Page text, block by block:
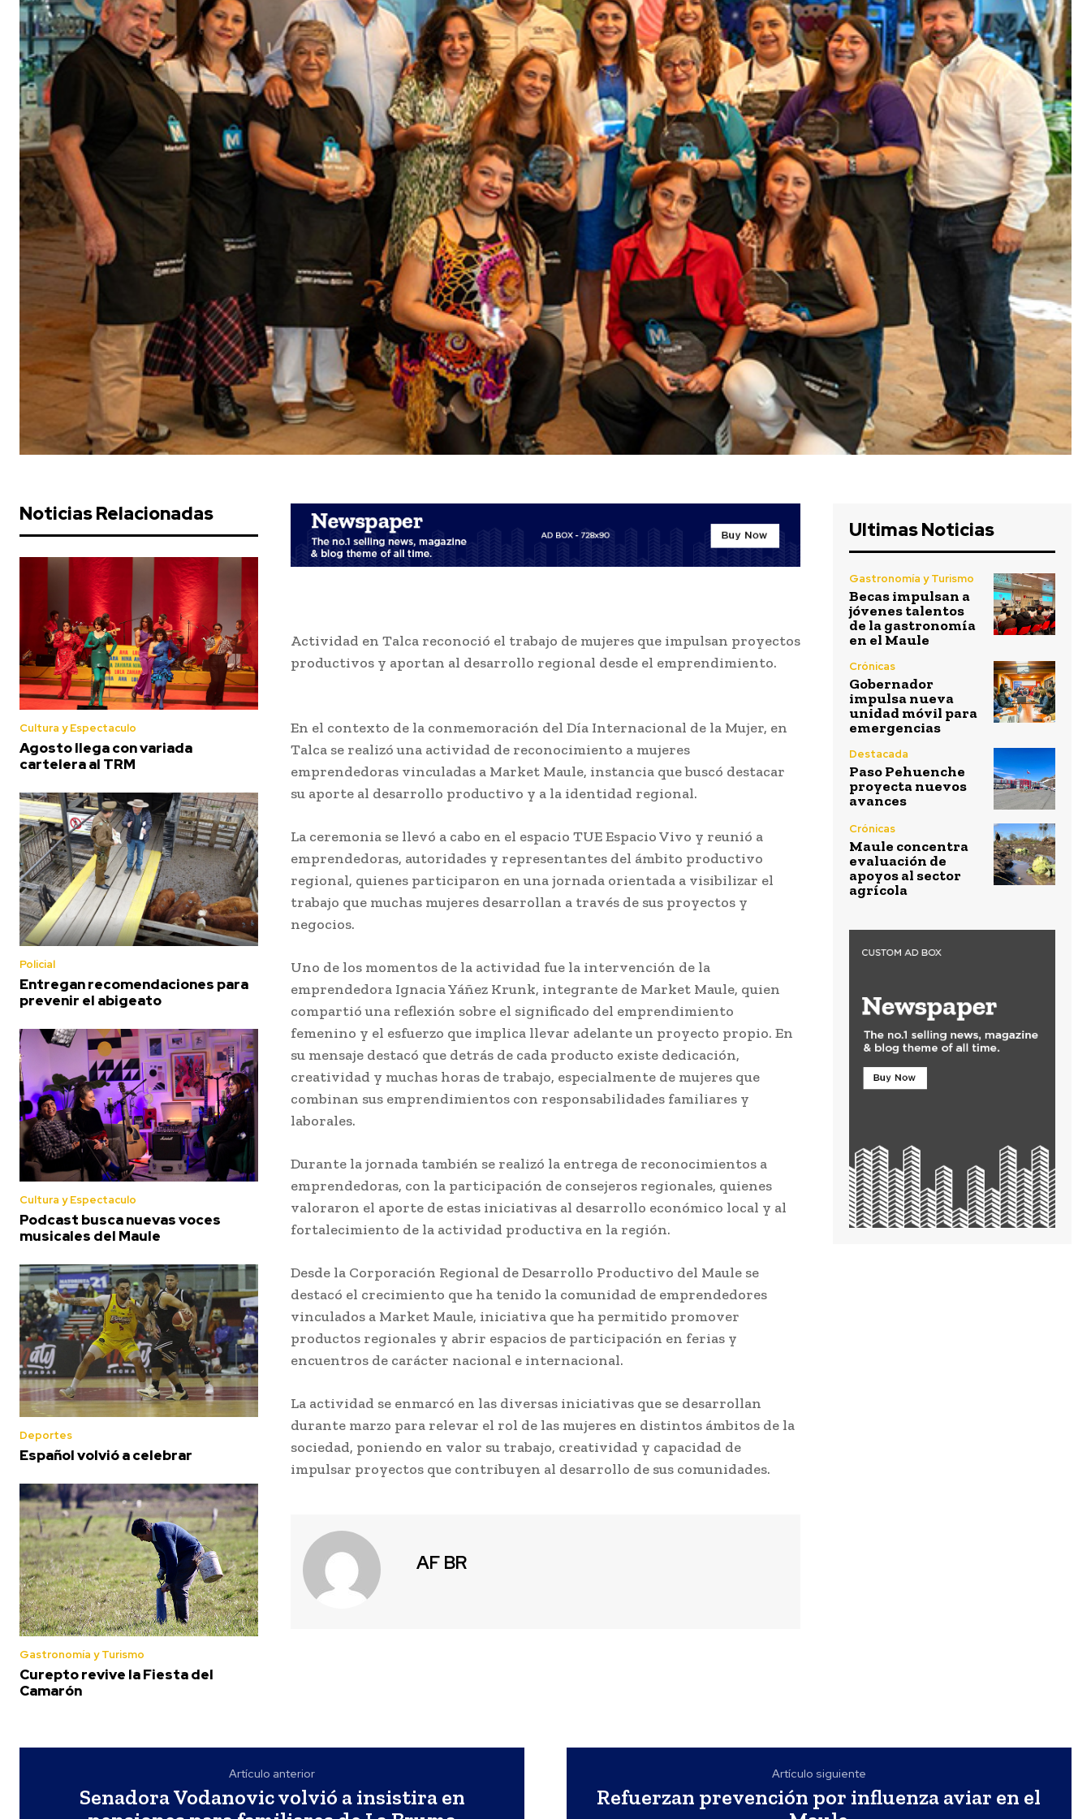
Noticias Relacionadas
Cultura y Espectaculo
Agosto llega con variada
cartelera al TRM
Policial
Entregan recomendaciones para
prevenir el abigeato
Cultura y Espectaculo
Podcast busca nuevas voces
musicales del Maule
Deportes
Español volvió a celebrar
Gastronomía y Turismo
Curepto revive la Fiesta del
Camarón
Actividad en Talca reconoció el trabajo de mujeres que impulsan proyectos
productivos y aportan al desarrollo regional desde el emprendimiento.
En el contexto de la conmemoración del Día Internacional de la Mujer, en
Talca se realizó una actividad de reconocimiento a mujeres
emprendedoras vinculadas a Market Maule, instancia que buscó destacar
su aporte al desarrollo productivo y a la identidad regional.
La ceremonia se llevó a cabo en el espacio TUE Espacio Vivo y reunió a
emprendedoras, autoridades y representantes del ámbito productivo
regional, quienes participaron en una jornada orientada a visibilizar el
trabajo que muchas mujeres desarrollan a través de sus proyectos y
negocios.
Uno de los momentos de la actividad fue la intervención de la
emprendedora Ignacia Yáñez Krunk, integrante de Market Maule, quien
compartió una reflexión sobre el significado del emprendimiento
femenino y el esfuerzo que implica llevar adelante un proyecto propio. En
su mensaje destacó que detrás de cada producto existe dedicación,
creatividad y muchas horas de trabajo, especialmente de mujeres que
combinan sus emprendimientos con responsabilidades familiares y
laborales.
Durante la jornada también se realizó la entrega de reconocimientos a
emprendedoras, con la participación de consejeros regionales, quienes
valoraron el aporte de estas iniciativas al desarrollo económico local y al
fortalecimiento de la actividad productiva en la región.
Desde la Corporación Regional de Desarrollo Productivo del Maule se
destacó el crecimiento que ha tenido la comunidad de emprendedores
vinculados a Market Maule, iniciativa que ha permitido promover
productos regionales y abrir espacios de participación en ferias y
encuentros de carácter nacional e internacional.
La actividad se enmarcó en las diversas iniciativas que se desarrollan
durante marzo para relevar el rol de las mujeres en distintos ámbitos de la
sociedad, poniendo en valor su trabajo, creatividad y capacidad de
impulsar proyectos que contribuyen al desarrollo de sus comunidades.
AF BR
Ultimas Noticias
Gastronomía y Turismo
Becas impulsan a
jóvenes talentos
de la gastronomía
en el Maule
Crónicas
Gobernador
impulsa nueva
unidad móvil para
emergencias
Destacada
Paso Pehuenche
proyecta nuevos
avances
Crónicas
Maule concentra
evaluación de
apoyos al sector
agrícola
Artículo anterior
Senadora Vodanovic volvió a insistira en
Artículo siguiente
Refuerzan prevención por influenza aviar en el